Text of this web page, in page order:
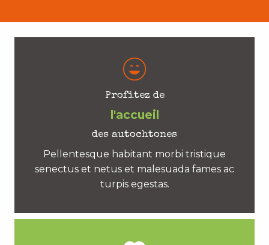
Profitez de
l'accueil
des autochtones
Pellentesque habitant morbi tristique
senectus et netus et malesuada fames ac
turpis egestas.